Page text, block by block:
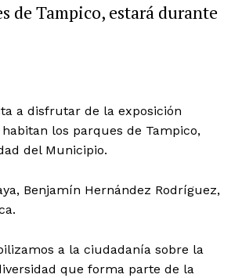
de Tampico, estará durante
a disfrutar de la exposición
los parques de Tampico,
del Municipio.
Benjamín Hernández Rodríguez,
a la ciudadanía sobre la
que forma parte de la